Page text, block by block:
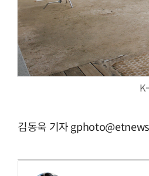
김동욱 기자